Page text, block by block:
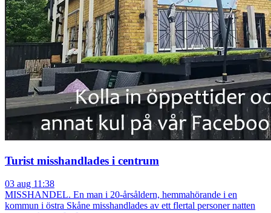
Turist misshandlades i centrum
03 aug 11:38
MISSHANDEL. En man i 20-årsåldern, hemmahörande i en
kommun i östra Skåne misshandlades av ett flertal personer natten